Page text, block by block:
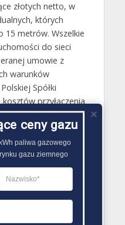
złotych netto, w
których
15 metrów. Wszelkie
do sieci
umowie z
warunków
Spółki
przyłączenia
również doliczyć
gazowej.
ceny gazu
paliwa gazowego
gazu ziemnego